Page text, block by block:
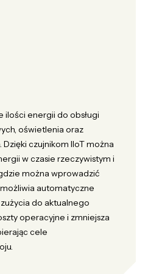
ilości energii do obsługi
oświetlenia oraz
czujnikom IIoT można
w czasie rzeczywistym i
można wprowadzić
automatyczne
do aktualnego
operacyjne i zmniejsza
cele